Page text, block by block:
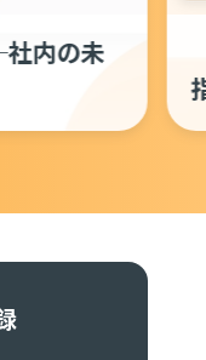
サクセス
指標